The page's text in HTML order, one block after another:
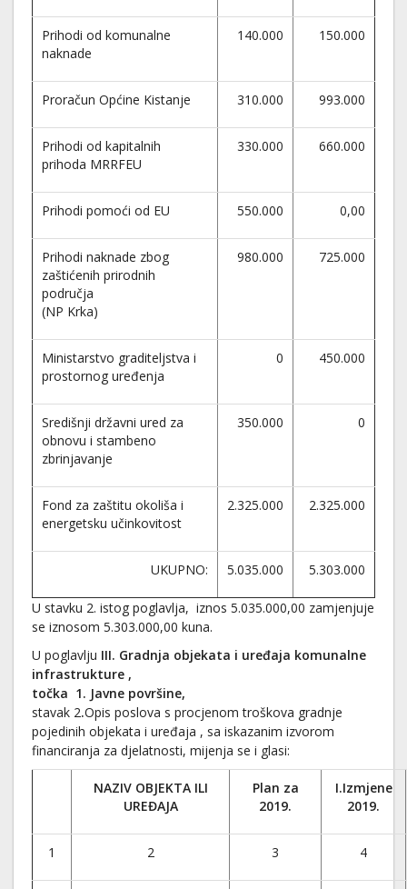
Prihodi od komunalne
naknade
140.000 150.000
Proračun Općine Kistanje 310.000 993.000
Prihodi od kapitalnih
prihoda MRRFEU
330.000 660.000
Prihodi pomoći od EU 550.000 0,00
Prihodi naknade zbog
zaštićenih prirodnih
područja
(NP Krka)
980.000 725.000
Ministarstvo graditeljstva i
prostornog uređenja
0 450.000
Središnji državni ured za
obnovu i stambeno
zbrinjavanje
350.000 0
Fond za zaštitu okoliša i
energetsku učinkovitost
2.325.000 2.325.000
UKUPNO: 5.035.000 5.303.000
U stavku 2. istog poglavlja, iznos 5.035.000,00 zamjenjuje
se iznosom 5.303.000,00 kuna.
U poglavlju III. Gradnja objekata i uređaja komunalne
infrastrukture ,
točka 1. Javne površine,
stavak 2.Opis poslova s procjenom troškova gradnje
pojedinih objekata i uređaja , sa iskazanim izvorom
financiranja za djelatnosti, mijenja se i glasi:
NAZIV OBJEKTA ILI
UREĐAJA
Plan za
2019.
I.Izmjene
2019.
1 2 3 4